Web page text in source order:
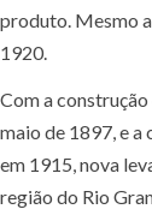
produto. Mesmo
1920.
Com a
maio de 1897, e a
em 1915, nova
região do Rio